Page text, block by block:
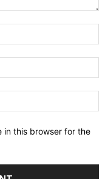
in this browser for the